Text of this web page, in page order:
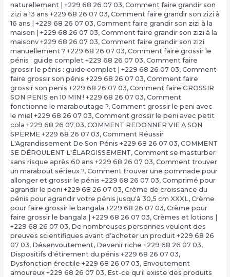
naturellement | +229 68 26 07 03, Comment faire grandir son
zizi a 13 ans +229 68 26 07 03, Comment faire grandir son zizi à
16 ans | +229 68 26 07 03, Comment faire grandir son zizi à la
maison | +229 68 26 07 03, Comment faire grandir son zizi à la
maisonv +229 68 26 07 03, Comment faire grandir son zizi
manuellement ? +229 68 26 07 03, Comment faire grossir le
pénis : guide complet +229 68 26 07 03, Comment faire
grossir le pénis : guide complet | +229 68 26 07 03, Comment
faire grossir son pénis +229 68 26 07 03, Comment faire
grossir son penis +229 68 26 07 03, Comment faire GROSSIR
SON PENIS en 10 MIN ! +229 68 26 07 03, Comment
fonctionne le maraboutage ?, Comment grossir le peni avec
le miel +229 68 26 07 03, Comment grossir le peni avec petit
cola +229 68 26 07 03, COMMENT REDONNER VIE A SON
SPERME +229 68 26 07 03, Comment Réussir
L'Agrandissement De Son Pénis +229 68 26 07 03, COMMENT
SE DÉROULENT L'ÉLARGISSEMENT, Comment se masturber
sans risque après 60 ans +229 68 26 07 03, Comment trouver
un marabout sérieux ?, Comment trouver une pommade pour
allonger et grossir le pénis +229 68 26 07 03, Comprimé pour
agrandir le peni +229 68 26 07 03, Crème de croissance du
pénis pour agrandir votre pénis jusqu'à 30,5 cm XXXL, Crème
pour faire grossir le bangala +229 68 26 07 03, Crème pour
faire grossir le bangala | +229 68 26 07 03, Crèmes et lotions |
+229 68 26 07 03, De nombreuses personnes veulent des
preuves scientifiques avant d’acheter un produit +229 68 26
07 03, Désenvoutement, Devenir riche +229 68 26 07 03,
Dispositifs d'étirement du pénis +229 68 26 07 03,
Dysfonction érectile +229 68 26 07 03, Envoutement
amoureux +229 68 26 07 03, Est-ce qu'il existe des produits